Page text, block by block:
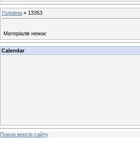
Головна » 13353
Матеріалів немає
Calendar
Повна версія сайту